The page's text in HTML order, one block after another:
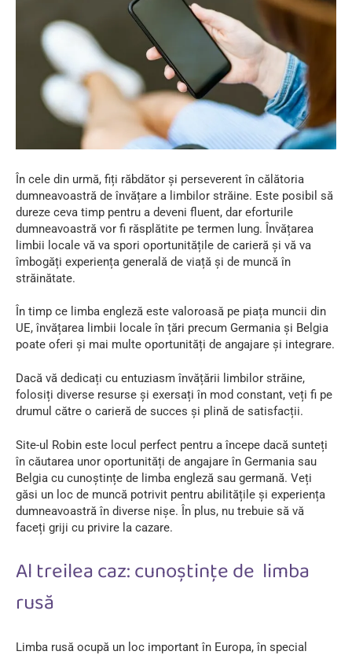
În cele din urmă, fiți răbdător și perseverent în călătoria
dumneavoastră de învățare a limbilor străine. Este posibil să
dureze ceva timp pentru a deveni fluent, dar eforturile
dumneavoastră vor fi răsplătite pe termen lung. Învățarea
limbii locale vă va spori oportunitățile de carieră și vă va
îmbogăți experiența generală de viață și de muncă în
străinătate.
În timp ce limba engleză este valoroasă pe piața muncii din
UE, învățarea limbii locale în țări precum Germania și Belgia
poate oferi și mai multe oportunități de angajare și integrare.
Dacă vă dedicați cu entuziasm învățării limbilor străine,
folosiți diverse resurse și exersați în mod constant, veți fi pe
drumul către o carieră de succes și plină de satisfacții.
Site-ul Robin este locul perfect pentru a începe dacă sunteți
în căutarea unor oportunități de angajare în Germania sau
Belgia cu cunoștințe de limba engleză sau germană. Veți
găsi un loc de muncă potrivit pentru abilitățile și experiența
dumneavoastră în diverse nișe. În plus, nu trebuie să vă
faceți griji cu privire la cazare.
Al treilea caz: cunoștințe de limba
rusă
Limba rusă ocupă un loc important în Europa, în special